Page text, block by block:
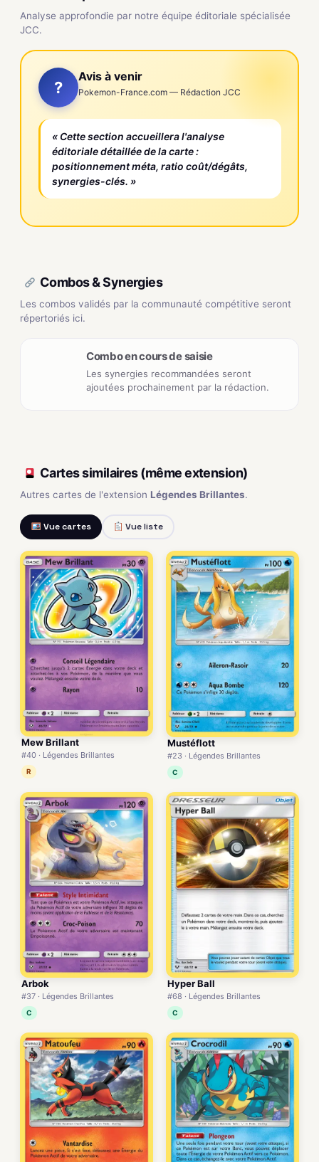
Analyse approfondie par notre équipe éditoriale spécialisée
JCC.
?
Avis à venir
Pokemon-France.com — Rédaction JCC
« Cette section accueillera l'analyse
éditoriale détaillée de la carte :
positionnement méta, ratio coût/dégâts,
synergies-clés. »
Combos & Synergies
Les combos validés par la communauté compétitive seront
répertoriés ici.
Combo en cours de saisie
Les synergies recommandées seront
ajoutées prochainement par la rédaction.
Cartes similaires (même extension)
Autres cartes de l'extension Légendes Brillantes.
Vue cartes Vue liste
Mew Brillant
#40 · Légendes Brillantes
R
Mustéflott
#23 · Légendes Brillantes
C
Arbok
#37 · Légendes Brillantes
C
Hyper Ball
#68 · Légendes Brillantes
C